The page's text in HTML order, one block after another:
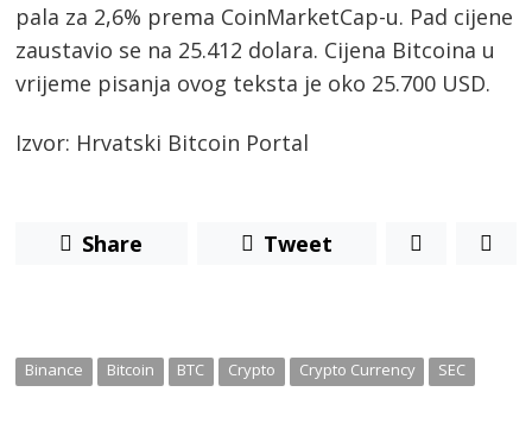
pala za 2,6% prema CoinMarketCap-u. Pad cijene
zaustavio se na 25.412 dolara. Cijena Bitcoina u
vrijeme pisanja ovog teksta je oko 25.700 USD.
Izvor: Hrvatski Bitcoin Portal
Share Tweet
Binance Bitcoin BTC Crypto Crypto Currency SEC